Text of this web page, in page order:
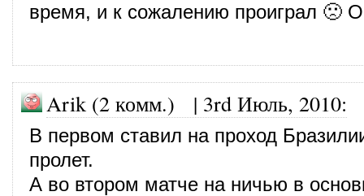
время, и к сожалению проиграл 🙁
Arik (2 комм.) | 3rd Июль, 2010:
В первом ставил на проход
пролет.
А во втором матче на ничью в